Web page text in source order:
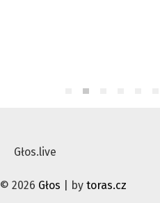
Głos.live
© 2026 Głos | by toras.cz